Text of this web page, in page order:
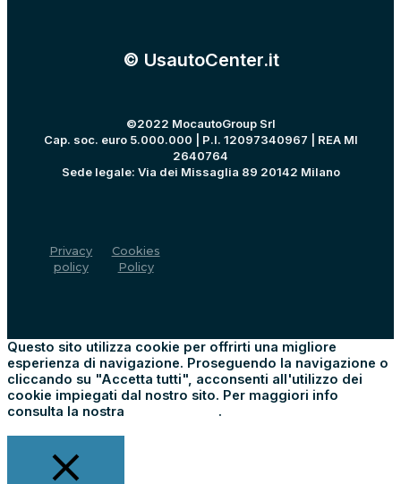
© UsautoCenter.it
©2022 MocautoGroup Srl
Cap. soc. euro 5.000.000 | P.I. 12097340967 | REA MI
2640764
Sede legale: Via dei Missaglia 89 20142 Milano
Privacy
policy
Cookies
Policy
Questo sito utilizza cookie per offrirti una migliore
esperienza di navigazione. Proseguendo la navigazione o
cliccando su "Accetta tutti", acconsenti all'utilizzo dei
cookie impiegati dal nostro sito. Per maggiori info
consulta la nostra
.